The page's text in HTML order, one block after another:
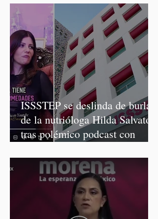
ISSSTEP se deslinda de burlas
de la nutrióloga Hilda Salvatori
tras polémico podcast con